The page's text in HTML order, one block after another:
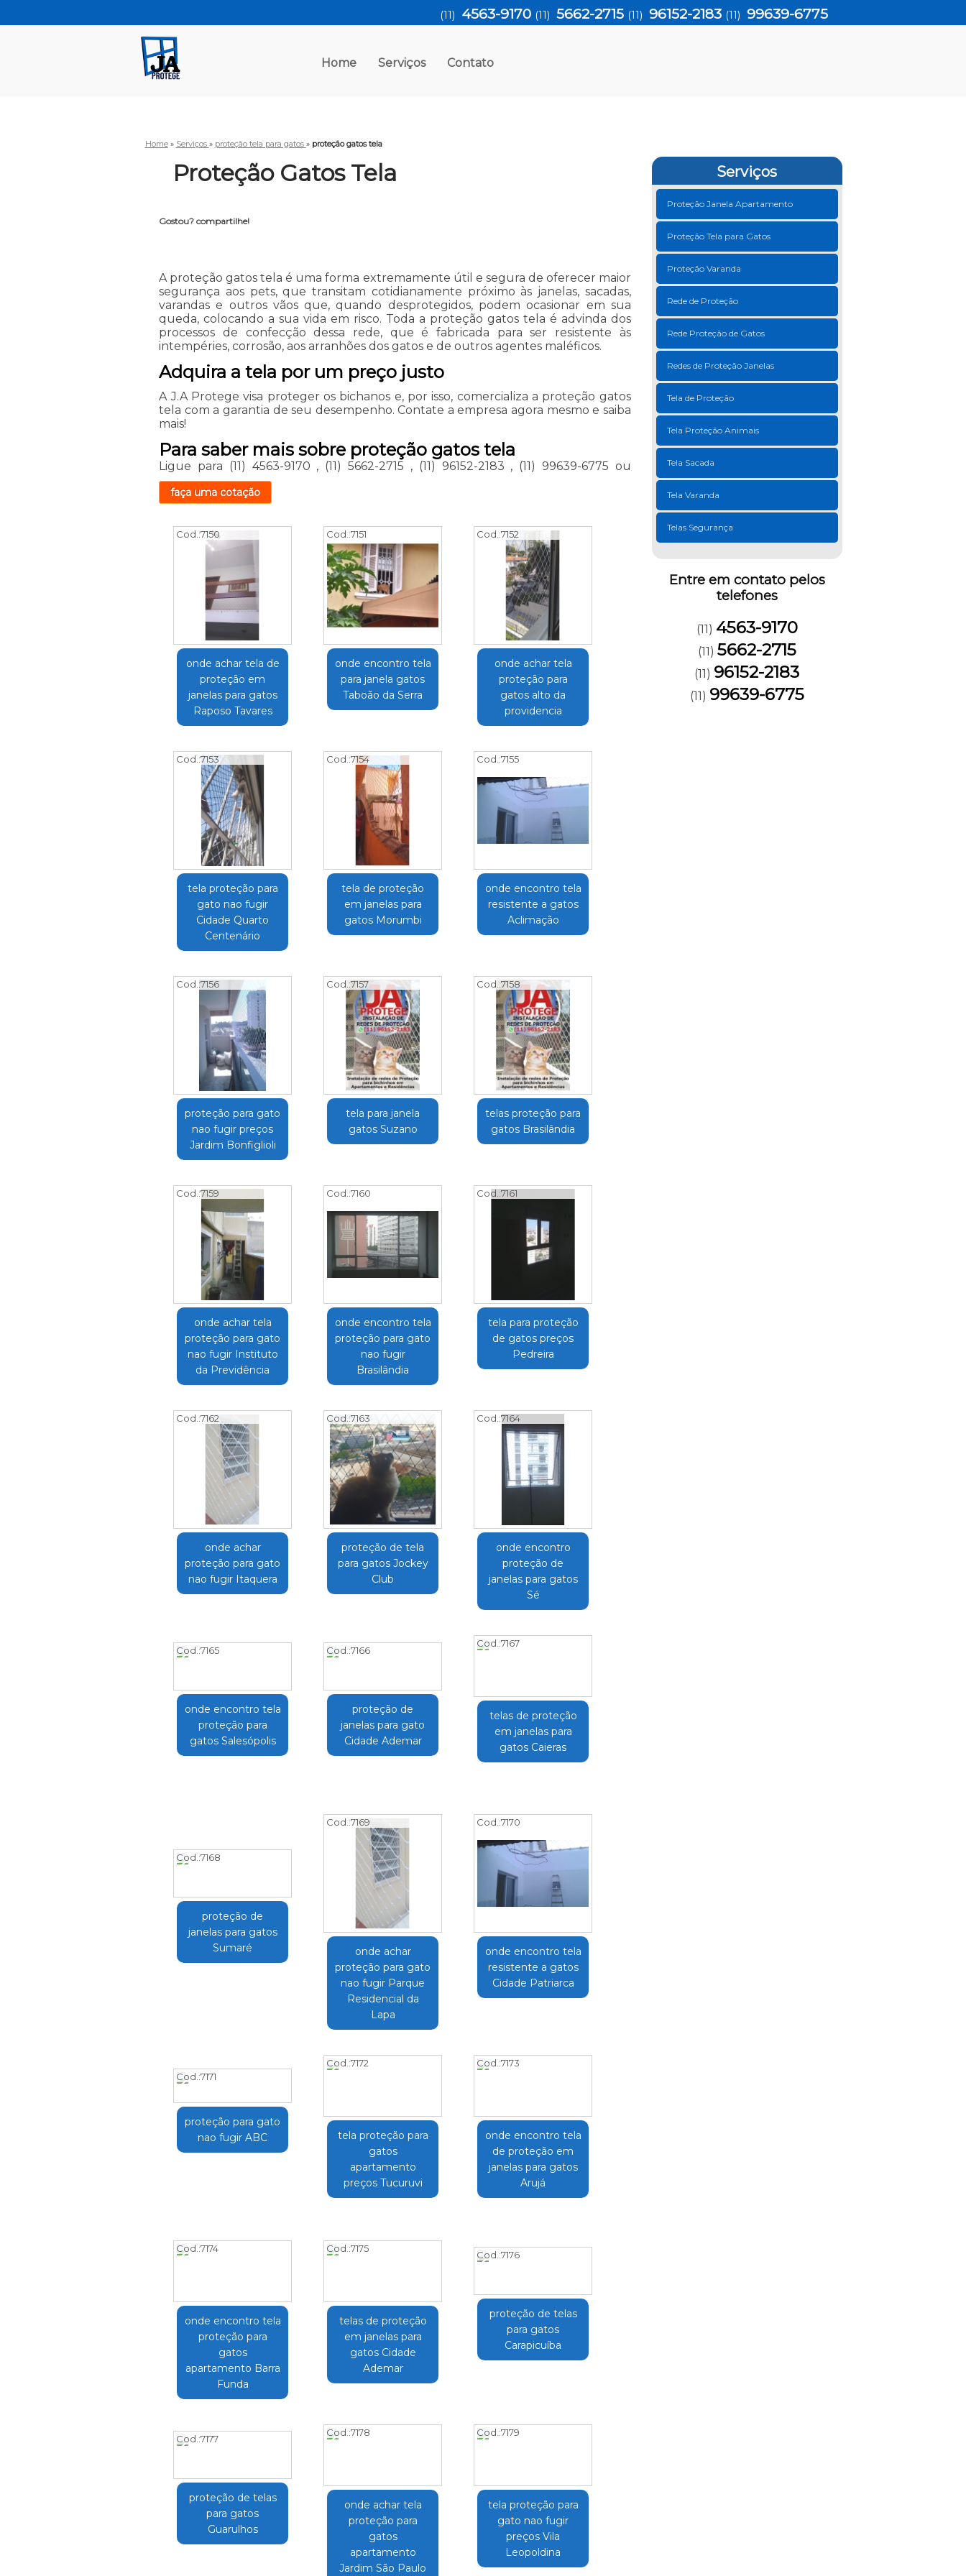
Home Serviços Contato
(11) 4563-9170 (11) 5662-2715 (11) 96152-2183 (11) 99639-6775
Home » Serviços » proteção tela para gatos » proteção gatos tela
Serviços
Proteção Janela Apartamento
Proteção Tela para Gatos
Proteção Varanda
Rede de Proteção
Rede Proteção de Gatos
Redes de Proteção Janelas
Tela de Proteção
Tela Proteção Animais
Tela Sacada
Tela Varanda
Telas Segurança
Entre em contato pelos
telefones
(11) 4563-9170
(11) 5662-2715
(11) 96152-2183
(11) 99639-6775
Proteção Gatos Tela
Gostou? compartilhe!
A proteção gatos tela é uma forma extremamente útil e segura de oferecer maior
segurança aos pets, que transitam cotidianamente próximo às janelas, sacadas,
varandas e outros vãos que, quando desprotegidos, podem ocasionar em sua
queda, colocando a sua vida em risco. Toda a proteção gatos tela é advinda dos
processos de confecção dessa rede, que é fabricada para ser resistente às
intempéries, corrosão, aos arranhões dos gatos e de outros agentes maléficos.
Adquira a tela por um preço justo
A J.A Protege visa proteger os bichanos e, por isso, comercializa a proteção gatos
tela com a garantia de seu desempenho. Contate a empresa agora mesmo e saiba
mais!
Para saber mais sobre proteção gatos tela
Ligue para (11) 4563-9170 , (11) 5662-2715 , (11) 96152-2183 , (11) 99639-6775 ou
faça uma cotação
Cod.:7150
onde achar tela de
proteção em
janelas para gatos
Raposo Tavares
Cod.:7151
onde encontro tela
para janela gatos
Taboão da Serra
Cod.:7152
onde achar tela
proteção para
gatos alto da
providencia
Cod.:7153
tela proteção para
gato nao fugir
Cidade Quarto
Centenário
Cod.:7154
tela de proteção
em janelas para
gatos Morumbi
Cod.:7155
onde encontro tela
resistente a gatos
Aclimação
Cod.:7156
proteção para gato
nao fugir preços
Jardim Bonfiglioli
Cod.:7157
tela para janela
gatos Suzano
Cod.:7158
telas proteção para
gatos Brasilândia
Cod.:7159
onde achar tela
proteção para gato
nao fugir Instituto
da Previdência
Cod.:7160
onde encontro tela
proteção para gato
nao fugir
Brasilândia
Cod.:7161
tela para proteção
de gatos preços
Pedreira
Cod.:7162
onde achar
proteção para gato
nao fugir Itaquera
Cod.:7163
proteção de tela
para gatos Jockey
Club
Cod.:7164
onde encontro
proteção de
janelas para gatos
Sé
Cod.:7165
onde encontro tela
proteção para
gatos Salesópolis
Cod.:7166
proteção de
janelas para gato
Cidade Ademar
Cod.:7167
telas de proteção
em janelas para
gatos Caieras
Cod.:7168
proteção de
janelas para gatos
Sumaré
Cod.:7169
onde achar
proteção para gato
nao fugir Parque
Residencial da
Lapa
Cod.:7170
onde encontro tela
resistente a gatos
Cidade Patriarca
Cod.:7171
proteção para gato
nao fugir ABC
Cod.:7172
tela proteção para
gatos
apartamento
preços Tucuruvi
Cod.:7173
onde encontro tela
de proteção em
janelas para gatos
Arujá
Cod.:7174
onde encontro tela
proteção para
gatos
apartamento Barra
Funda
Cod.:7175
telas de proteção
em janelas para
gatos Cidade
Ademar
Cod.:7176
proteção de telas
para gatos
Carapicuíba
Cod.:7177
proteção de telas
para gatos
Guarulhos
Cod.:7178
onde achar tela
proteção para
gatos
apartamento
Jardim São Paulo
Cod.:7179
tela proteção para
gato nao fugir
preços Vila
Leopoldina